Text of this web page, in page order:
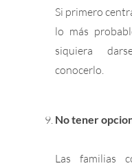
Si primero
lo más
siquiera
conocerlo.
No tener
Las familias